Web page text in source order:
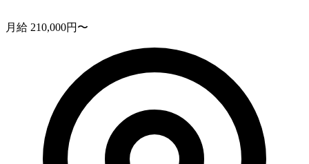
月給 210,000円〜